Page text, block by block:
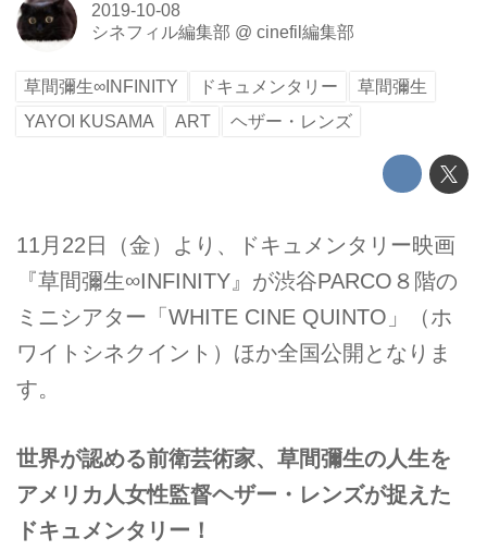
2019-10-08
シネフィル編集部 @ cinefil編集部
草間彌生∞INFINITY ドキュメンタリー
草間彌生
YAYOI KUSAMA
ART ヘザー・レンズ
11月22日（金）より、ドキュメンタリー映画
『草間彌生∞INFINITY』が渋谷PARCO８階の
ミニシアター「WHITE CINE QUINTO」（ホ
ワイトシネクイント）ほか全国公開となりま
す。
世界が認める前衛芸術家、草間彌生の人生を
アメリカ人女性監督ヘザー・レンズが捉えた
ドキュメンタリー！